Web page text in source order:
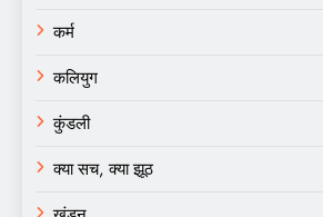
कर्म
कलियुग
कुंडली
क्या सच, क्या झूठ